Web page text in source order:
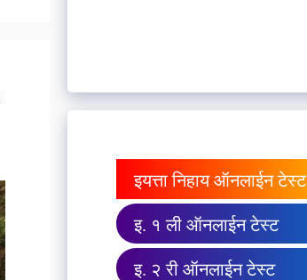
इयत्ता निहाय ऑनलाईन टेस्ट
इ. १ ली ऑनलाईन टेस्ट
इ. २ री ऑनलाईन टेस्ट